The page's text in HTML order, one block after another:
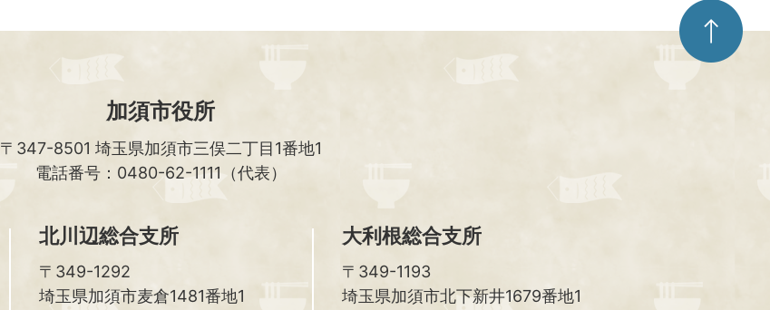
ペ
ー
ジ
加須市役所
〒347-8501 埼玉県加須市三俣二丁目1番地1
電話番号：0480-62-1111（代表）
北川辺総合支所
〒349-1292
埼玉県加須市麦倉1481番地1
大利根総合支所
〒349-1193
埼玉県加須市北下新井1679番地1